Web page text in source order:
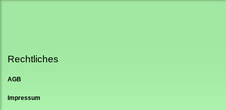
Rechtliches
AGB
Impressum